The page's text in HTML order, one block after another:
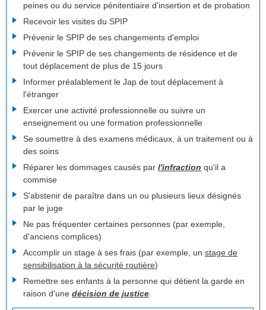
peines ou du service pénitentiaire d'insertion et de probation
Recevoir les visites du SPIP
Prévenir le SPIP de ses changements d'emploi
Prévenir le SPIP de ses changements de résidence et de
tout déplacement de plus de 15 jours
Informer préalablement le Jap de tout déplacement à
l'étranger
Exercer une activité professionnelle ou suivre un
enseignement ou une formation professionnelle
Se soumettre à des examens médicaux, à un traitement ou à
des soins
Réparer les dommages causés par l'infraction qu'il a
commise
S'abstenir de paraître dans un ou plusieurs lieux désignés
par le juge
Ne pas fréquenter certaines personnes (par exemple,
d'anciens complices)
Accomplir un stage à ses frais (par exemple, un stage de
sensibilisation à la sécurité routière)
Remettre ses enfants à la personne qui détient la garde en
raison d'une décision de justice